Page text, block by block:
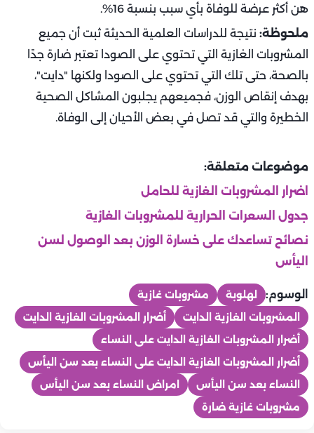
هن أكثر عرضة للوفاة بأي سبب بنسبة 16%.
ملحوظة: نتيجة للدراسات العلمية الحديثة ثبت أن جميع
المشروبات الغازية التي تحتوي على الصودا تعتبر ضارة جدًا
بالصحة، حتى تلك التي تحتوي على الصودا ولكنها "دايت"،
بهدف إنقاص الوزن، فجميعهم يجلبون المشاكل الصحية
الخطيرة والتي قد تصل في بعض الأحيان إلى الوفاة.
موضوعات متعلقة:
اضرار المشروبات الغازية للحامل
جدول السعرات الحرارية للمشروبات الغازية
نصائح تساعدك على خسارة الوزن بعد الوصول لسن
اليأس
الوسوم: لهلوبة
مشروبات غازية
المشروبات الغازية الدايت
أضرار المشروبات الغازية الدايت
أضرار المشروبات الغازية الدايت على النساء
أضرار المشروبات الغازية الدايت على النساء بعد سن اليأس
النساء بعد سن اليأس
امراض النساء بعد سن اليأس
مشروبات غازية ضارة